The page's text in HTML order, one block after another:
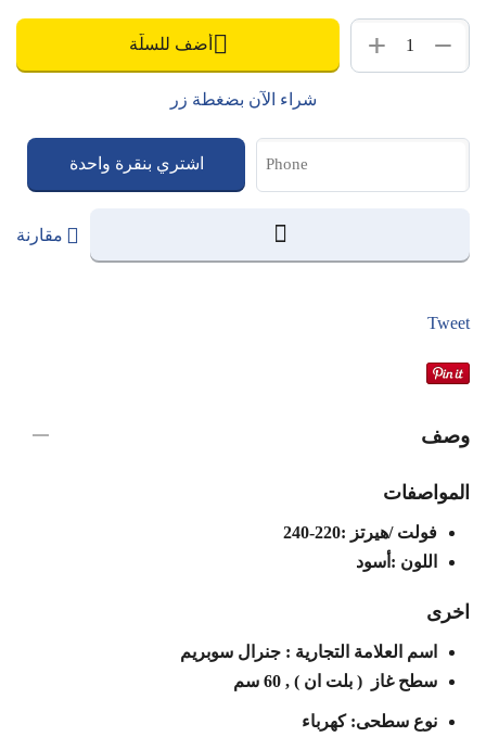
+ − أضف للسلّة
شراء الآن بضغطة زر
اشتري بنقرة واحدة
مقارنة
Tweet
وصف
المواصفات
فولت /هيرتز :220-240
اللون :أسود
اخرى
اسم العلامة التجارية : جنرال سوبريم
سطح غاز ( بلت ان ) , 60 سم
نوع سطحى: كهرباء